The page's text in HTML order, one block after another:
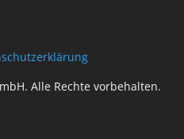
Alle Rechte vorbehalten.